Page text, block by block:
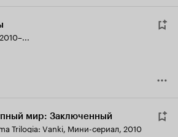
мир: Заключенный
Trilogia: Vanki, Мини-сериал, 2010